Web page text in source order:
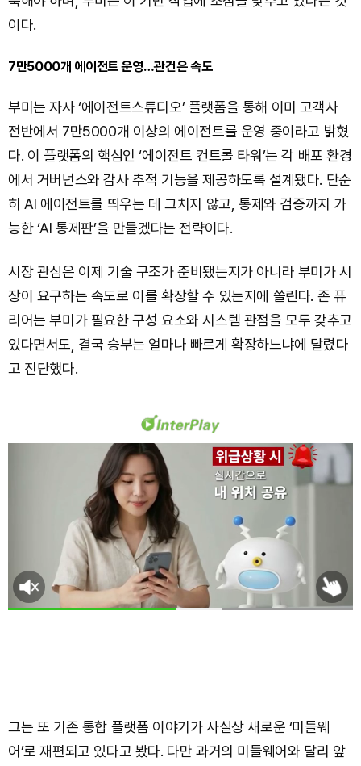
이다.
7만5000개 에이전트 운영…관건은 속도
부미는 자사 ‘에이전트스튜디오’ 플랫폼을 통해 이미 고객사
전반에서 7만5000개 이상의 에이전트를 운영 중이라고 밝혔
다. 이 플랫폼의 핵심인 ‘에이전트 컨트롤 타워’는 각 배포 환경
에서 거버넌스와 감사 추적 기능을 제공하도록 설계됐다. 단순
히 AI 에이전트를 띄우는 데 그치지 않고, 통제와 검증까지 가
능한 ‘AI 통제판’을 만들겠다는 전략이다.
시장 관심은 이제 기술 구조가 준비됐는지가 아니라 부미가 시
장이 요구하는 속도로 이를 확장할 수 있는지에 쏠린다. 존 퓨
리어는 부미가 필요한 구성 요소와 시스템 관점을 모두 갖추고
있다면서도, 결국 승부는 얼마나 빠르게 확장하느냐에 달렸다
고 진단했다.
그는 또 기존 통합 플랫폼 이야기가 사실상 새로운 ‘미들웨
어’로 재편되고 있다고 봤다. 다만 과거의 미들웨어와 달리 앞